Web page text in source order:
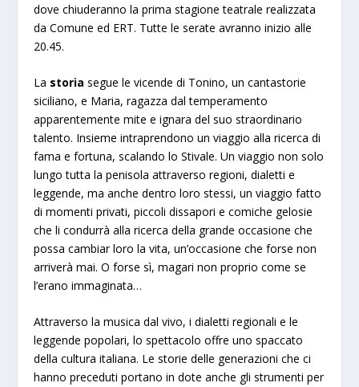
dove chiuderanno la prima stagione teatrale realizzata
da Comune ed ERT. Tutte le serate avranno inizio alle
20.45.
La storia segue le vicende di Tonino, un cantastorie
siciliano, e Maria, ragazza dal temperamento
apparentemente mite e ignara del suo straordinario
talento. Insieme intraprendono un viaggio alla ricerca di
fama e fortuna, scalando lo Stivale. Un viaggio non solo
lungo tutta la penisola attraverso regioni, dialetti e
leggende, ma anche dentro loro stessi, un viaggio fatto
di momenti privati, piccoli dissapori e comiche gelosie
che li condurrà alla ricerca della grande occasione che
possa cambiar loro la vita, un’occasione che forse non
arriverà mai. O forse sì, magari non proprio come se
l’erano immaginata…
Attraverso la musica dal vivo, i dialetti regionali e le
leggende popolari, lo spettacolo offre uno spaccato
della cultura italiana. Le storie delle generazioni che ci
hanno preceduti portano in dote anche gli strumenti per